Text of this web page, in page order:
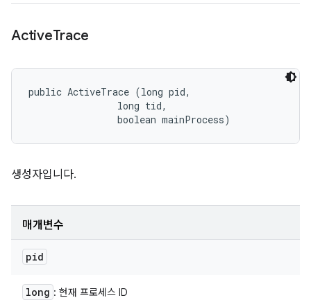
ActiveTrace
public ActiveTrace (long pid,
                long tid,
                boolean mainProcess)
생성자입니다.
매개변수
pid
long : 현재 프로세스 ID